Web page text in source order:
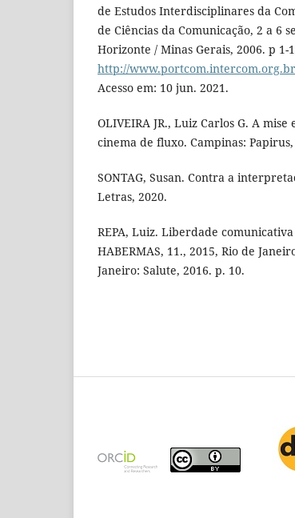
de Estudos Interdisciplinares da
de Ciências da Comunicação, 2 a 6
Horizonte / Minas Gerais, 2006. p 1-
http://
Acesso em: 10 jun. 2021.
OLIVEIRA JR., Luiz Carlos G. A
cinema de fluxo. Campinas: Papirus,
SONTAG, Susan. Contra a
Letras, 2020.
REPA, Luiz. Liberdade
HABERMAS, 11., 2015, Rio de
Janeiro: Salute, 2016. p. 10.